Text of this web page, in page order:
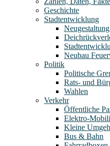
Geschichte
Stadtentwicklung
Neubau
Politik
Politische
Rats- und
Wahlen
Verkehr
Öffentliche
Elektro-
Kleine
Bus & Bahn